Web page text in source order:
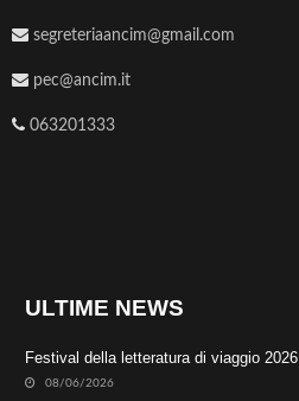
segreteriaancim@gmail.com
pec@ancim.it
063201333
ULTIME NEWS
Festival della letteratura di viaggio 2026
08/06/2026